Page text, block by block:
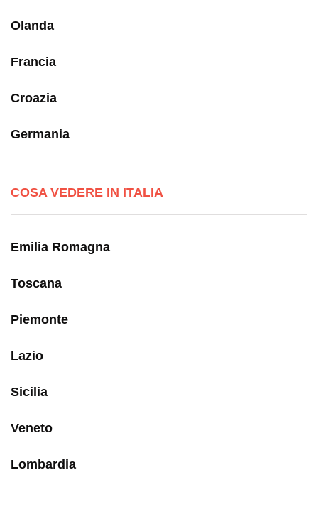
Olanda
Francia
Croazia
Germania
COSA VEDERE IN ITALIA
Emilia Romagna
Toscana
Piemonte
Lazio
Sicilia
Veneto
Lombardia